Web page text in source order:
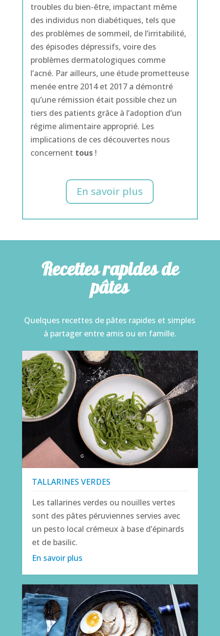
troubles du bien-être, impactant même
des individus non diabétiques, tels que
des problèmes de sommeil, de l’irritabilité,
des épisodes dépressifs, voire des
problèmes dermatologiques comme
l’acné. Par ailleurs, une étude prometteuse
menée entre 2014 et 2017 a démontré
qu’une rémission était possible chez un
tiers des patients grâce à l’adoption d’un
régime alimentaire approprié. Les
implications de ces découvertes nous
concernent tous!
En savoir plus
Recettes rapides de
pâtes
Quelques recettes de pâtes rapides et simples
à partager entre amis ou en famille.
TALLARINES VERDES
Les tallarines verdes ou nouilles vertes
sont des pâtes péruviennes servies avec
un pesto local crémeux à base d’épinards
et de basilic.
En savoir plus